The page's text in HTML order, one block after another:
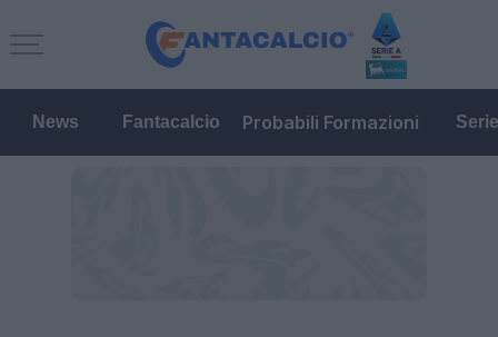
News Fantacalcio Probabili Formazioni